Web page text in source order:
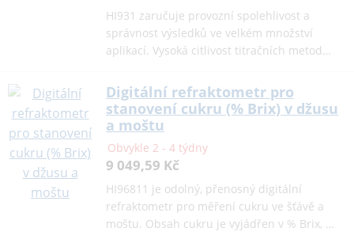
HI931 zaručuje provozní spolehlivost a
správnost výsledků ve velkém množství
aplikací. Vysoká citlivost titračních metod…
Digitální refraktometr pro
stanovení cukru (% Brix) v džusu
a moštu
Obvykle 2 - 4 týdny
9 049,59 Kč
HI96811 je odolný, přenosný digitální
refraktometr pro měření cukru ve šťávě a
moštu. Obsah cukru je vyjádřen v % Brix, …